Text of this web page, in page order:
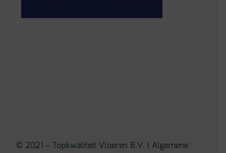
© 2021 – Topkwaliteit Vloeren B.V. | Algemene